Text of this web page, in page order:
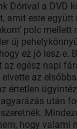
Dórival a DVD
amit este együtt
polc mellett
új
ez jó lesz-e.
egész napi
az
értetlen
után
hogy valami